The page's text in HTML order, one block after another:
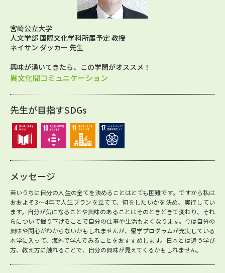
宮崎公立大学
人文学部 国際文化学科所属予定 教授
ネイサン ダッカー 先生
興味が湧いてきたら、この学問がオススメ！
異文化間コミュニケーション
先生が目指すSDGs
メッセージ
若いうちに自分の人生の全てを決めることはとても困難です。ですから私は
おおよそ3～4年で人生プランを立てて、何をしたいかを決め、実行してい
ます。自分が気になることや興味のあることはそのときどきで変わり、それ
らについて掘り下げることで自分の仕事や生活もよくなります。今は自分の
興味や関心がわからないかもしれませんが、留学プログラムが充実している
本学に入って、海外で学んでみることをおすすめします。日本とは違う学び
方、教え方に触れることで、自分の興味が見えてくるかもしれません。